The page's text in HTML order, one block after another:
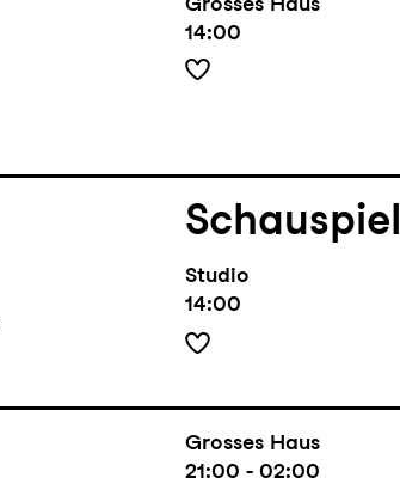
Grosses Haus
14:00
Schauspiel
Studio
14:00
Grosses Haus
21:00 - 02:00